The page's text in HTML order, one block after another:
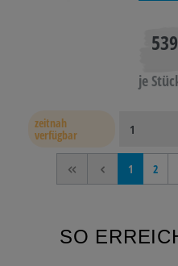
je
zeitnah
verfügbar
<< < 1 2
SO